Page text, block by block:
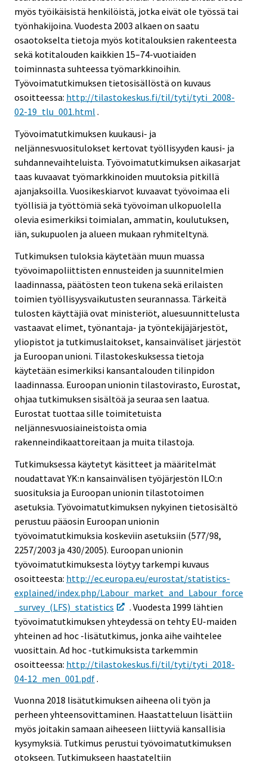
myös työikäisistä henkilöistä, jotka eivät ole työssä tai
työnhakijoina. Vuodesta 2003 alkaen on saatu
osaotokselta tietoja myös kotitalouksien rakenteesta
sekä kotitalouden kaikkien 15–74-vuotiaiden
toiminnasta suhteessa työmarkkinoihin.
Työvoimatutkimuksen tietosisällöstä on kuvaus
osoitteessa: http://tilastokeskus.fi/til/tyti/tyti_2008-
02-19_tlu_001.html .
Työvoimatutkimuksen kuukausi- ja
neljännesvuositulokset kertovat työllisyyden kausi- ja
suhdannevaihteluista. Työvoimatutkimuksen aikasarjat
taas kuvaavat työmarkkinoiden muutoksia pitkillä
ajanjaksoilla. Vuosikeskiarvot kuvaavat työvoimaa eli
työllisiä ja työttömiä sekä työvoiman ulkopuolella
olevia esimerkiksi toimialan, ammatin, koulutuksen,
iän, sukupuolen ja alueen mukaan ryhmiteltynä.
Tutkimuksen tuloksia käytetään muun muassa
työvoimapoliittisten ennusteiden ja suunnitelmien
laadinnassa, päätösten teon tukena sekä erilaisten
toimien työllisyysvaikutusten seurannassa. Tärkeitä
tulosten käyttäjiä ovat ministeriöt, aluesuunnittelusta
vastaavat elimet, työnantaja- ja työntekijäjärjestöt,
yliopistot ja tutkimuslaitokset, kansainväliset järjestöt
ja Euroopan unioni. Tilastokeskuksessa tietoja
käytetään esimerkiksi kansantalouden tilinpidon
laadinnassa. Euroopan unionin tilastovirasto, Eurostat,
ohjaa tutkimuksen sisältöä ja seuraa sen laatua.
Eurostat tuottaa sille toimitetuista
neljännesvuosiaineistoista omia
rakenneindikaattoreitaan ja muita tilastoja.
Tutkimuksessa käytetyt käsitteet ja määritelmät
noudattavat YK:n kansainvälisen työjärjestön ILO:n
suosituksia ja Euroopan unionin tilastotoimen
asetuksia. Työvoimatutkimuksen nykyinen tietosisältö
perustuu pääosin Euroopan unionin
työvoimatutkimuksia koskeviin asetuksiin (577/98,
2257/2003 ja 430/2005). Euroopan unionin
työvoimatutkimuksesta löytyy tarkempi kuvaus
osoitteesta: http://ec.europa.eu/eurostat/statistics-
explained/index.php/Labour_market_and_Labour_force
_survey_(LFS)_statistics
. Vuodesta 1999 lähtien
työvoimatutkimuksen yhteydessä on tehty EU-maiden
yhteinen ad hoc -lisätutkimus, jonka aihe vaihtelee
vuosittain. Ad hoc -tutkimuksista tarkemmin
osoitteessa: http://tilastokeskus.fi/til/tyti/tyti_2018-
04-12_men_001.pdf.
Vuonna 2018 lisätutkimuksen aiheena oli työn ja
perheen yhteensovittaminen. Haastatteluun lisättiin
myös joitakin samaan aiheeseen liittyviä kansallisia
kysymyksiä. Tutkimus perustui työvoimatutkimuksen
otokseen. Tutkimukseen haastateltiin